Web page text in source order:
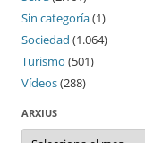
Sin categoría(1)
Sociedad (1.064)
Turismo (501)
Vídeos(288)
ARXIUS
Arxius